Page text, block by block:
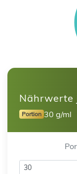
Nährwerte
Portion 30 g/ml